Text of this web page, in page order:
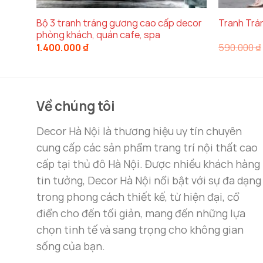
không chỉ đẹp mà còn mang lại sự may mắn
Màu sắc tươi sáng và hình ảnh những con
Chất liệu cao cấp và sự tinh tế
liệu sơn dầu cho phép màu sắc tranh không
đều được các họa sĩ tài ba củaDecor Hà Nội
Khung tranh được làm từnhựa cứng PS,
động bên ngoài mà còn tạo nên sự sang
Kích thước linh hoạt, phù hợp với
Bộ 3 tranh tráng gương cao cấp decor
phòng khách, quán cafe, spa
1.400.000₫
Tranh
590.000₫
Về chúng tôi
Decor Hà Nội là thương hiệu uy tín chuyên
cung cấp các sản phẩm trang trí nội thất cao
cấp tại thủ đô Hà Nội. Được nhiều khách hàng
tin tưởng, Decor Hà Nội nổi bật với sự đa dạng
trong phong cách thiết kế, từ hiện đại, cổ
điển cho đến tối giản, mang đến những lựa
chọn tinh tế và sang trọng cho không gian
sống của bạn.